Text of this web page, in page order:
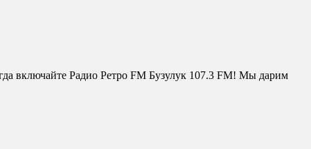
включайте Радио Ретро FM Бузулук 107.3 FM! Мы дарим